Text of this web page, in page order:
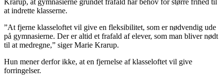
at indrette klasserne.
”At fjerne klasseloftet vil give en fleksibilitet, som er nødvendig ude
på gymnasierne. Der er altid et frafald af elever, som man bliver nødt
til at medregne,” siger Marie Krarup.
Hun mener derfor ikke, at en fjernelse af klasseloftet vil give
forringelser.